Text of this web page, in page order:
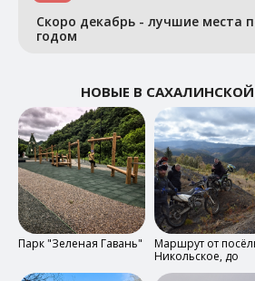
Скоро декабрь - лучшие места
годом
НОВЫЕ В
Парк "Зеленая Гавань"
Маршрут от
Никольское, до